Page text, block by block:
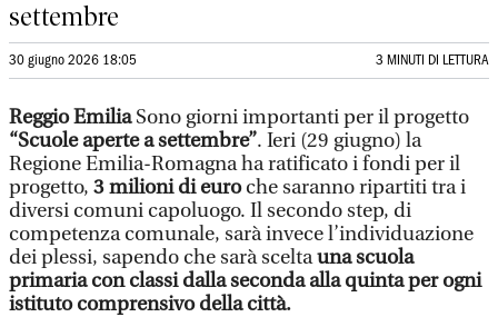
settembre
30 giugno 2026 18:05 3 MINUTI DI LETTURA
Reggio EmiliaSono giorni importanti per il progetto
“Scuole aperte a settembre”. Ieri (29 giugno) la
Regione Emilia-Romagna ha ratificato i fondi per il
progetto, 3 milioni di euroche saranno ripartiti tra i
diversi comuni capoluogo. Il secondo step, di
competenza comunale, sarà invece l’individuazione
dei plessi, sapendo che sarà sceltauna scuola
primaria con classi dalla seconda alla quinta per ogni
istituto comprensivo della città.